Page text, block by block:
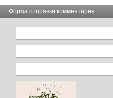
Форма отправки комментария